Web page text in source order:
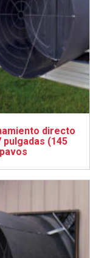
directo
pulgadas (145